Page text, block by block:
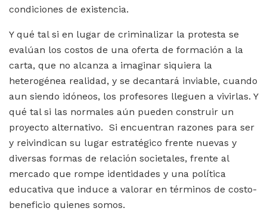
condiciones de existencia.
Y qué tal si en lugar de criminalizar la protesta se
evalúan los costos de una oferta de formación a la
carta, que no alcanza a imaginar siquiera la
heterogénea realidad, y se decantará inviable, cuando
aun siendo idóneos, los profesores lleguen a vivirlas. Y
qué tal si las normales aún pueden construir un
proyecto alternativo. Si encuentran razones para ser
y reivindican su lugar estratégico frente nuevas y
diversas formas de relación societales, frente al
mercado que rompe identidades y una política
educativa que induce a valorar en términos de costo-
beneficio quienes somos.